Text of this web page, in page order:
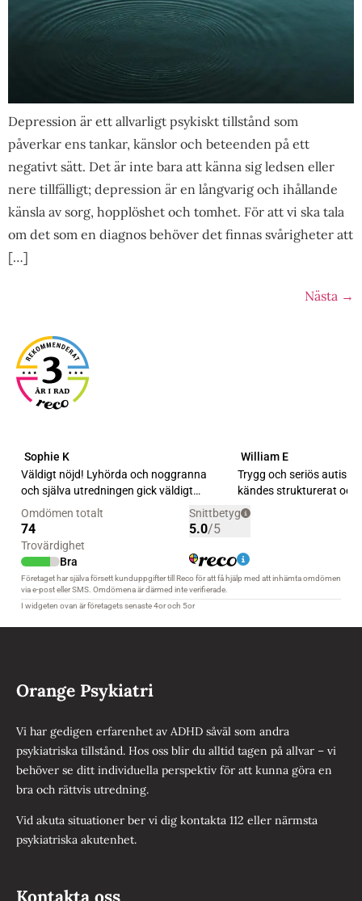
Depression är ett allvarligt psykiskt tillstånd som
påverkar ens tankar, känslor och beteenden på ett
negativt sätt. Det är inte bara att känna sig ledsen eller
nere tillfälligt; depression är en långvarig och ihållande
känsla av sorg, hopplöshet och tomhet. För att vi ska tala
om det som en diagnos behöver det finnas svårigheter att
[…]
Nästa →
Orange Psykiatri
Vi har gedigen erfarenhet av ADHD såväl som andra
psykiatriska tillstånd. Hos oss blir du alltid tagen på allvar – vi
behöver se ditt individuella perspektiv för att kunna göra en
bra och rättvis utredning.
Vid akuta situationer ber vi dig kontakta 112 eller närmsta
psykiatriska akutenhet.
Kontakta oss